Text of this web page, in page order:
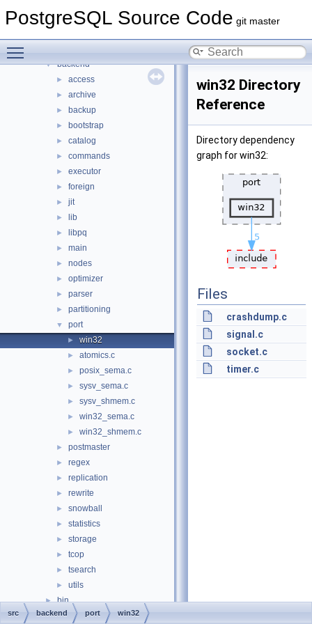
PostgreSQL Source Code git master
▼ File List
▼ backend
► access
► archive
► backup
► bootstrap
► catalog
► commands
► executor
► foreign
► jit
► lib
► libpq
► main
► nodes
► optimizer
► parser
► partitioning
▼ port
► win32
► atomics.c
► posix_sema.c
► sysv_sema.c
► sysv_shmem.c
► win32_sema.c
► win32_shmem.c
► postmaster
► regex
► replication
► rewrite
► snowball
► statistics
► storage
► tcop
► tsearch
► utils
► bin
► common
win32 Directory
Reference
Directory dependency
graph for win32:
Files
crashdump.c
signal.c
socket.c
timer.c
src backend port win32